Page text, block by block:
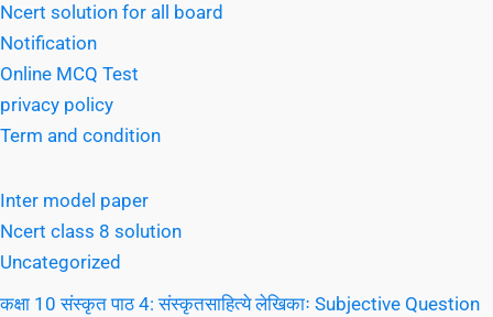
Ncert solution for all board
Notification
Online MCQ Test
privacy policy
Term and condition
Inter model paper
Ncert class 8 solution
Uncategorized
कक्षा 10 संस्कृत पाठ 4: संस्कृतसाहित्ये लेखिकाः Subjective Question